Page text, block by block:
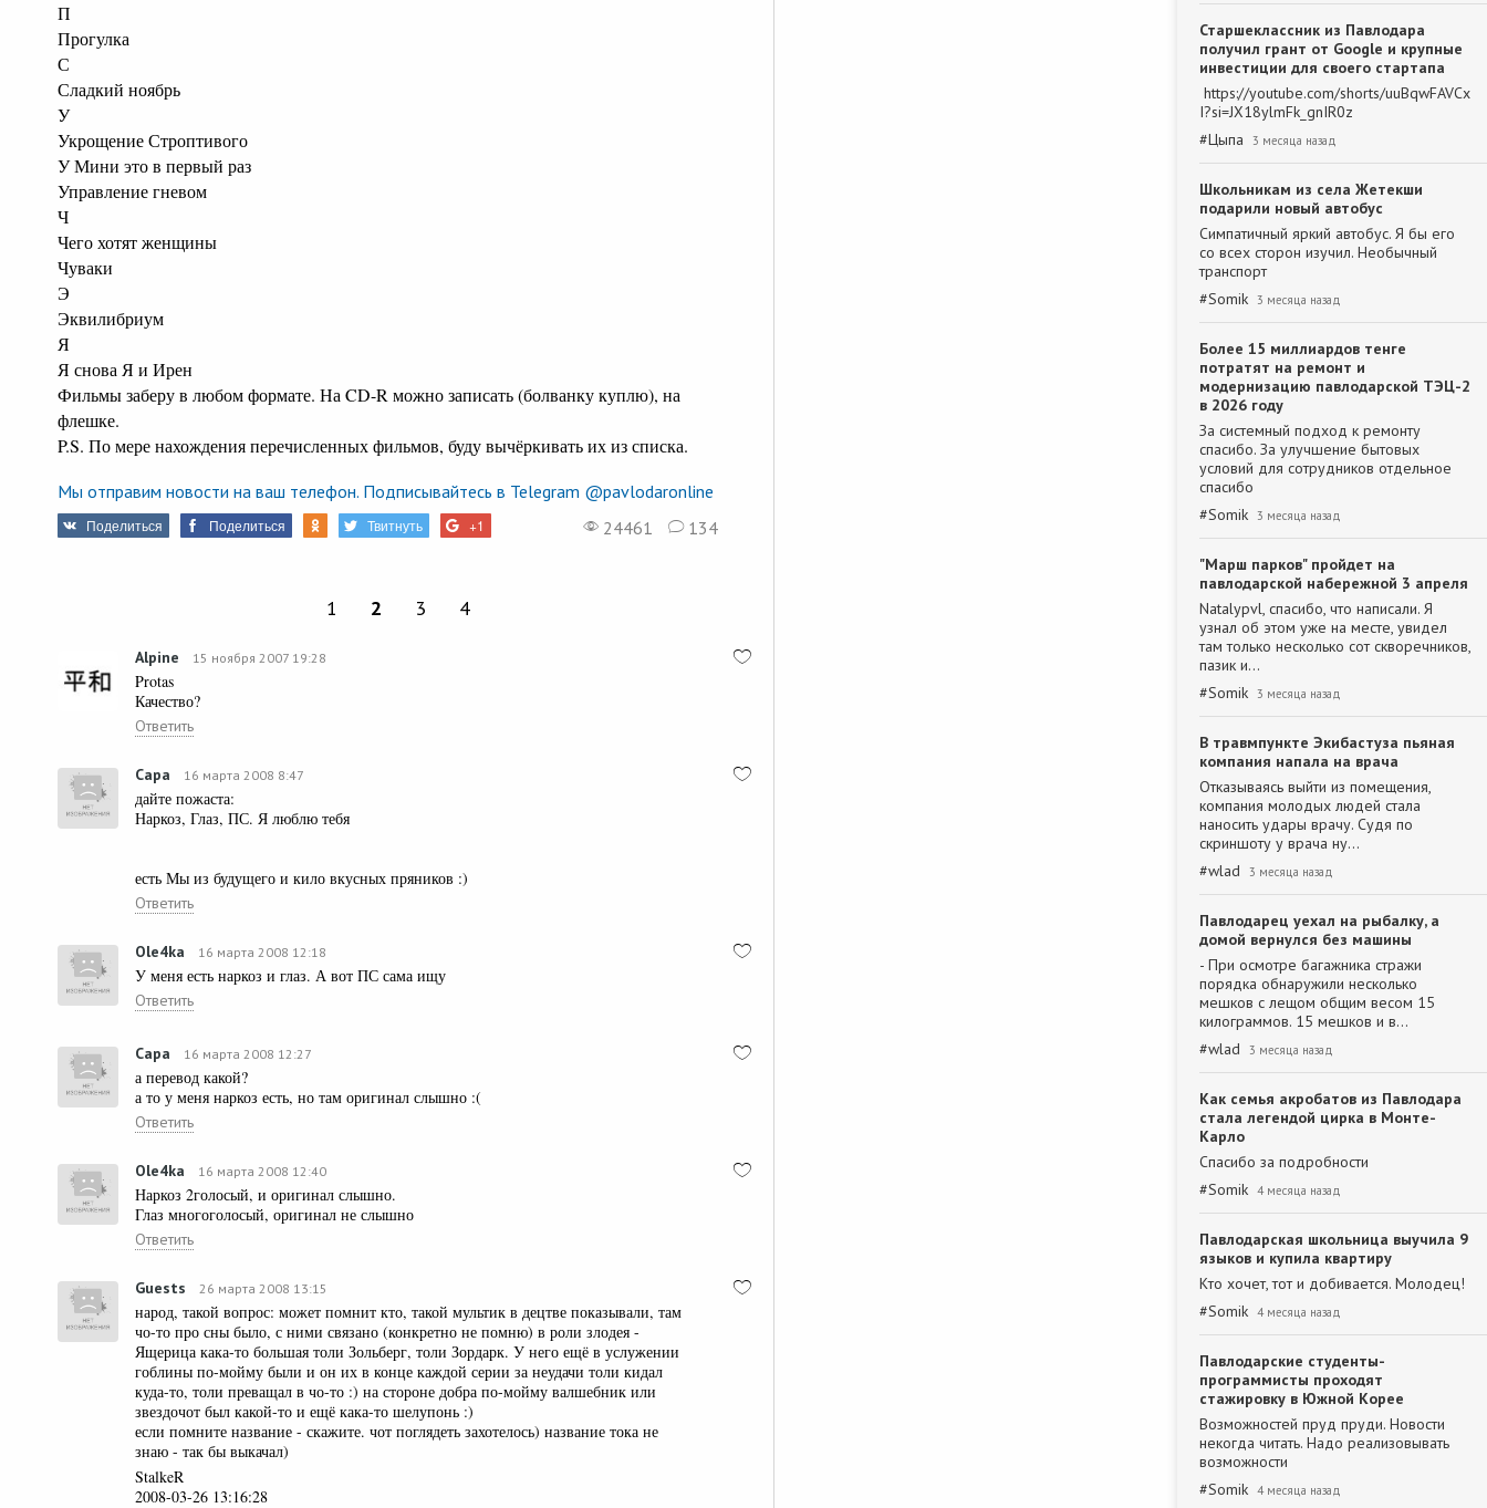
П
Прогулка
С
Сладкий ноябрь
У
Укрощение Строптивого
У Мини это в первый раз
Управление гневом
Ч
Чего хотят женщины
Чуваки
Э
Эквилибриум
Я
Я снова Я и Ирен
Фильмы заберу в любом формате. На CD-R можно записать (болванку куплю), на
флешке.
P.S. По мере нахождения перечисленных фильмов, буду вычёркивать их из списка.
Мы отправим новости на ваш телефон. Подписывайтесь в Telegram @pavlodaronline
Поделиться Поделиться Твитнуть +1 24461 134
1 2 3 4
Alpine 15 ноября 2007 19:28
Protas
Качество?
Ответить
Capa 16 марта 2008 8:47
дайте пожаста:
Наркоз, Глаз, ПС. Я люблю тебя
есть Мы из будущего и кило вкусных пряников :)
Ответить
Ole4ka 16 марта 2008 12:18
У меня есть наркоз и глаз. А вот ПС сама ищу
Ответить
Capa 16 марта 2008 12:27
а перевод какой?
а то у меня наркоз есть, но там оригинал слышно :(
Ответить
Ole4ka 16 марта 2008 12:40
Наркоз 2голосый, и оригинал слышно.
Глаз многоголосый, оригинал не слышно
Ответить
Guests 26 марта 2008 13:15
народ, такой вопрос: может помнит кто, такой мультик в децтве показывали, там
чо-то про сны было, с ними связано (конкретно не помню) в роли злодея -
Ящерица кака-то большая толи Зольберг, толи Зордарк. У него ещё в услужении
гоблины по-мойму были и он их в конце каждой серии за неудачи толи кидал
куда-то, толи преващал в чо-то :) на стороне добра по-мойму валшебник или
звездочот был какой-то и ещё кака-то шелупонь :)
если помните название - скажите. чот поглядеть захотелось) название тока не
знаю - так бы выкачал)
StalkeR
2008-03-26 13:16:28
Старшеклассник из Павлодара
получил грант от Google и крупные
инвестиции для своего стартапа
https://youtube.com/shorts/uuBqwFAVCx
I?si=JX18ylmFk_gnIR0z
#Цыпа 3 месяца назад
Школьникам из села Жетекши
подарили новый автобус
Симпатичный яркий автобус. Я бы его
со всех сторон изучил. Необычный
транспорт
#Somik 3 месяца назад
Более 15 миллиардов тенге
потратят на ремонт и
модернизацию павлодарской ТЭЦ-2
в 2026 году
За системный подход к ремонту
спасибо. За улучшение бытовых
условий для сотрудников отдельное
спасибо
#Somik 3 месяца назад
"Марш парков" пройдет на
павлодарской набережной 3 апреля
Natalypvl, спасибо, что написали. Я
узнал об этом уже на месте, увидел
там только несколько сот скворечников,
пазик и…
#Somik 3 месяца назад
В травмпункте Экибастуза пьяная
компания напала на врача
Отказываясь выйти из помещения,
компания молодых людей стала
наносить удары врачу. Судя по
скриншоту у врача ну…
#wlad 3 месяца назад
Павлодарец уехал на рыбалку, а
домой вернулся без машины
- При осмотре багажника стражи
порядка обнаружили несколько
мешков с лещом общим весом 15
килограммов. 15 мешков и в…
#wlad 3 месяца назад
Как семья акробатов из Павлодара
стала легендой цирка в Монте-
Карло
Спасибо за подробности
#Somik 4 месяца назад
Павлодарская школьница выучила 9
языков и купила квартиру
Кто хочет, тот и добивается. Молодец!
#Somik 4 месяца назад
Павлодарские студенты-
программисты проходят
стажировку в Южной Корее
Возможностей пруд пруди. Новости
некогда читать. Надо реализовывать
возможности
#Somik 4 месяца назад